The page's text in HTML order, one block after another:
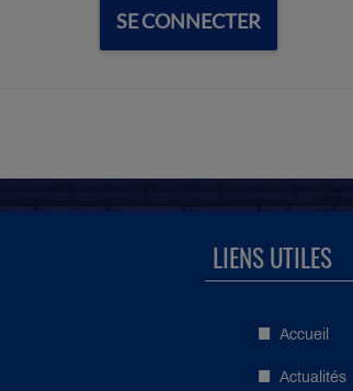
SE CONNECTER
LIENS UTILES
Accueil
Actualités